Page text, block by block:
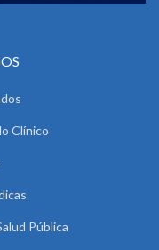
Clínico
Pública